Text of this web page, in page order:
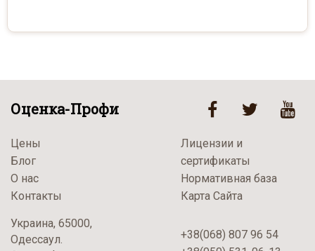
Оценка-Профи
Цены
Блог
О нас
Контакты
Лицензии и
сертификаты
Нормативная база
Карта Сайта
Украина, 65000,
Одессаул.
+38(068) 807 96 54